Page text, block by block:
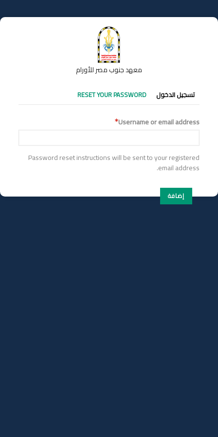
إلى
المحتوى
معهد جنوب مصر للأورام
التبويبات
الأساسية
تسجيل الدخول RESET YOUR PASSWORD
Username or email address
Password reset instructions will be sent to your registered
email address.